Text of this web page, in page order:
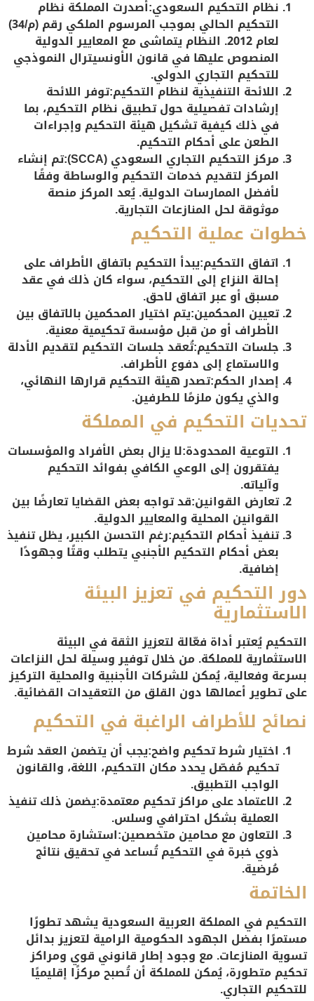
نظام التحكيم السعودي:أصدرت المملكة نظام
التحكيم الحالي بموجب المرسوم الملكي رقم (م/34)
لعام 2012. النظام يتماشى مع المعايير الدولية
المنصوص عليها في قانون الأونسيترال النموذجي
للتحكيم التجاري الدولي.
اللائحة التنفيذية لنظام التحكيم:توفر اللائحة
إرشادات تفصيلية حول تطبيق نظام التحكيم، بما
في ذلك كيفية تشكيل هيئة التحكيم وإجراءات
الطعن على أحكام التحكيم.
مركز التحكيم التجاري السعودي (SCCA): تم إنشاء
المركز لتقديم خدمات التحكيم والوساطة وفقًا
لأفضل الممارسات الدولية. يُعد المركز منصة
موثوقة لحل المنازعات التجارية.
خطوات عملية التحكيم
اتفاق التحكيم:يبدأ التحكيم باتفاق الأطراف على
إحالة النزاع إلى التحكيم، سواء كان ذلك في عقد
مسبق أو عبر اتفاق لاحق.
تعيين المحكمين:يتم اختيار المحكمين بالاتفاق بين
الأطراف أو من قبل مؤسسة تحكيمية معنية.
جلسات التحكيم:تُعقد جلسات التحكيم لتقديم الأدلة
والاستماع إلى دفوع الأطراف.
إصدار الحكم:تصدر هيئة التحكيم قرارها النهائي،
والذي يكون ملزمًا للطرفين.
تحديات التحكيم في المملكة
التوعية المحدودة:لا يزال بعض الأفراد والمؤسسات
يفتقرون إلى الوعي الكافي بفوائد التحكيم
وآلياته.
تعارض القوانين:قد تواجه بعض القضايا تعارضًا بين
القوانين المحلية والمعايير الدولية.
تنفيذ أحكام التحكيم:رغم التحسن الكبير، يظل تنفيذ
بعض أحكام التحكيم الأجنبي يتطلب وقتًا وجهودًا
إضافية.
دور التحكيم في تعزيز البيئة
الاستثمارية
التحكيم يُعتبر أداة فعّالة لتعزيز الثقة في البيئة
الاستثمارية للمملكة. من خلال توفير وسيلة لحل النزاعات
بسرعة وفعالية، يُمكن للشركات الأجنبية والمحلية التركيز
على تطوير أعمالها دون القلق من التعقيدات القضائية.
نصائح للأطراف الراغبة في التحكيم
اختيار شرط تحكيم واضح:يجب أن يتضمن العقد شرط
تحكيم مُفصّل يحدد مكان التحكيم، اللغة، والقانون
الواجب التطبيق.
الاعتماد على مراكز تحكيم معتمدة:يضمن ذلك تنفيذ
العملية بشكل احترافي وسلس.
التعاون مع محامين متخصصين:استشارة محامين
ذوي خبرة في التحكيم تُساعد في تحقيق نتائج
مُرضية.
الخاتمة
التحكيم في المملكة العربية السعودية يشهد تطورًا
مستمرًا بفضل الجهود الحكومية الرامية لتعزيز بدائل
تسوية المنازعات. مع وجود إطار قانوني قوي ومراكز
تحكيم متطورة، يُمكن للمملكة أن تُصبح مركزًا إقليميًا
للتحكيم التجاري.